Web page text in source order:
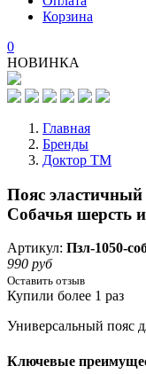
Корзина
0
НОВИНКА
Главная
Бренды
Доктор ТМ
Пояс
Собачья шерсть
Артикул: Пзл-1050-
990 руб
Оставить отзыв
Купили более 1 раз
Универсальный пояс
Ключевые